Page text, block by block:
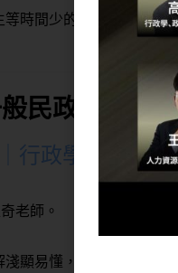
時間少的族群。
民政 老師推
行政學 × 地方自
老師。
顯易懂，